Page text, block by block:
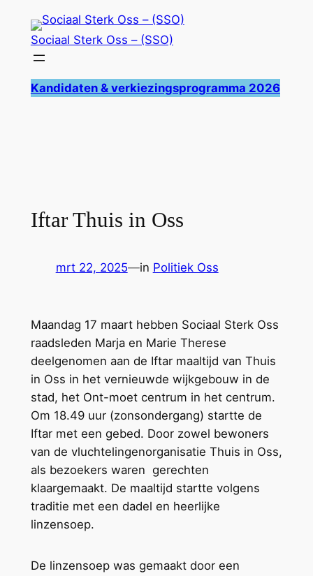
Sociaal Sterk Oss – (SSO)
Kandidaten & verkiezingsprogramma 2026
Iftar Thuis in Oss
mrt 22, 2025—in Politiek Oss
Maandag 17 maart hebben Sociaal Sterk Oss
raadsleden Marja en Marie Therese
deelgenomen aan de Iftar maaltijd van Thuis
in Oss in het vernieuwde wijkgebouw in de
stad, het Ont-moet centrum in het centrum.
Om 18.49 uur (zonsondergang) startte de
Iftar met een gebed. Door zowel bewoners
van de vluchtelingenorganisatie Thuis in Oss,
als bezoekers waren gerechten
klaargemaakt. De maaltijd startte volgens
traditie met een dadel en heerlijke
linzensoep.
De linzensoep was gemaakt door een